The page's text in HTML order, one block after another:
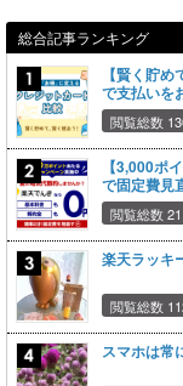
総合記事ランキング
【賢く貯
で支払いを
閲覧総数
【3,000ポ
で固定費見
閲覧総数
楽天ラッキ
閲覧総数
スマホは常